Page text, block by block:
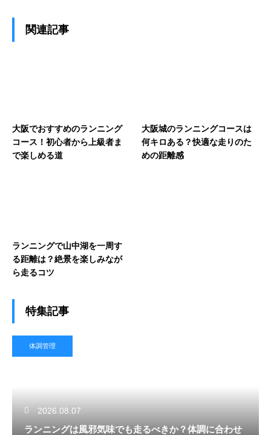
関連記事
大阪でおすすめのランニング
コース！初心者から上級者ま
で楽しめる道
大阪城のランニングコースは
何キロある？快適な走りのた
めの距離感
ランニングで山中湖を一周す
る距離は？絶景を楽しみなが
ら走るコツ
特集記事
体調管理
2026.08.07
ランニングは風邪気味でも走るべきか？体調に合わせ